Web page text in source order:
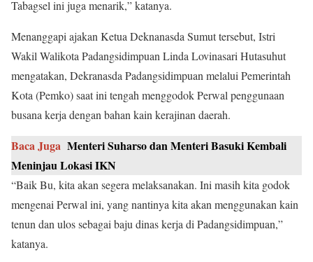
Tabagsel ini juga menarik,” katanya.
Menanggapi ajakan Ketua Deknanasda Sumut tersebut, Istri
Wakil Walikota Padangsidimpuan Linda Lovinasari Hutasuhut
mengatakan, Dekranasda Padangsidimpuan melalui Pemerintah
Kota (Pemko) saat ini tengah menggodok Perwal penggunaan
busana kerja dengan bahan kain kerajinan daerah.
Baca Juga Menteri Suharso dan Menteri Basuki Kembali
Meninjau Lokasi IKN
“Baik Bu, kita akan segera melaksanakan. Ini masih kita godok
mengenai Perwal ini, yang nantinya kita akan menggunakan kain
tenun dan ulos sebagai baju dinas kerja di Padangsidimpuan,”
katanya.